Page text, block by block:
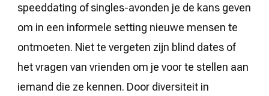
speeddating of singles-avonden je de kans geven
om in een informele setting nieuwe mensen te
ontmoeten. Niet te vergeten zijn blind dates of
het vragen van vrienden om je voor te stellen aan
iemand die ze kennen. Door diversiteit in